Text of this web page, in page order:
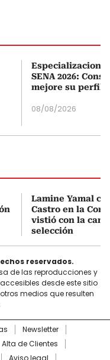
SENA 2026:
mejore su perfil
08/08/2026
Lamine Yamal
Castro en la
vistió con la
selección
reservados.
de las reproducciones y
desde este sitio
medios que resulten
Newsletter
Alta de Clientes
Aviso legal